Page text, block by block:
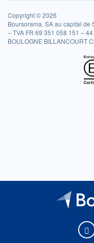
Copyright © 2026
Boursorama, SA au capital de
– TVA FR 69 351 058 151 –
BOULOGNE BILLANCOURT